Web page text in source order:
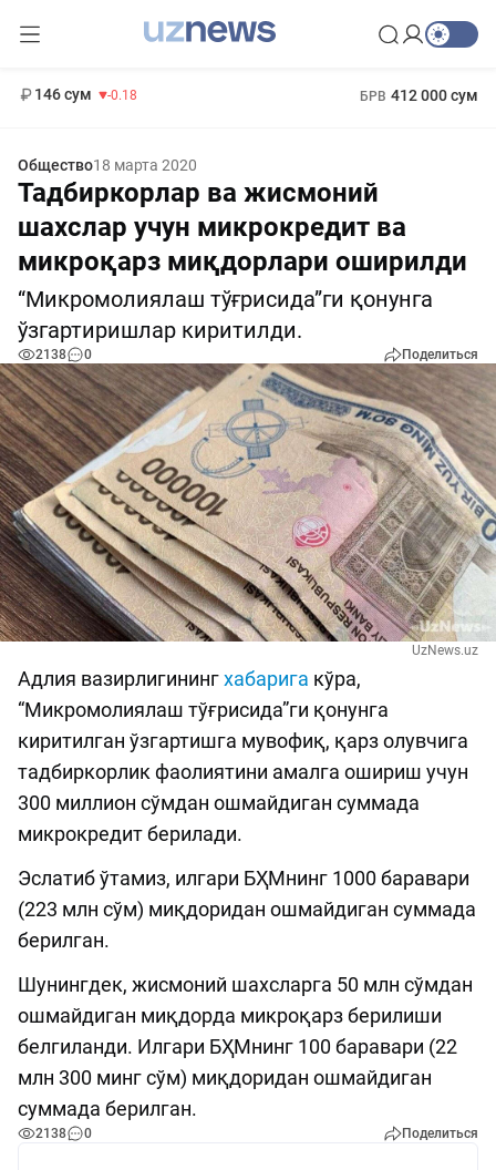
146 сум -0.18 БРВ 412 000 сум
Общество18 марта 2020
Тадбиркорлар ва жисмоний
шахслар учун микрокредит ва
микроқарз миқдорлари оширилди
“Микромолиялаш тўғрисида”ги қонунга
ўзгартиришлар киритилди.
2138 0 Поделиться
UzNews.uz
Адлия вазирлигинингхабарига кўра,
“Микромолиялаш тўғрисида”ги қонунга
киритилган ўзгартишга мувофиқ, қарз олувчига
тадбиркорлик фаолиятини амалга ошириш учун
300 миллион сўмдан ошмайдиган суммада
микрокредит берилади.
Эслатиб ўтамиз, илгари БҲМнинг 1000 баравари
(223 млн сўм) миқдоридан ошмайдиган суммада
берилган.
Шунингдек, жисмоний шахсларга 50 млн сўмдан
ошмайдиган миқдорда микроқарз берилиши
белгиланди. Илгари БҲМнинг 100 баравари (22
млн 300 минг сўм) миқдоридан ошмайдиган
суммада берилган.
2138 0 Поделиться